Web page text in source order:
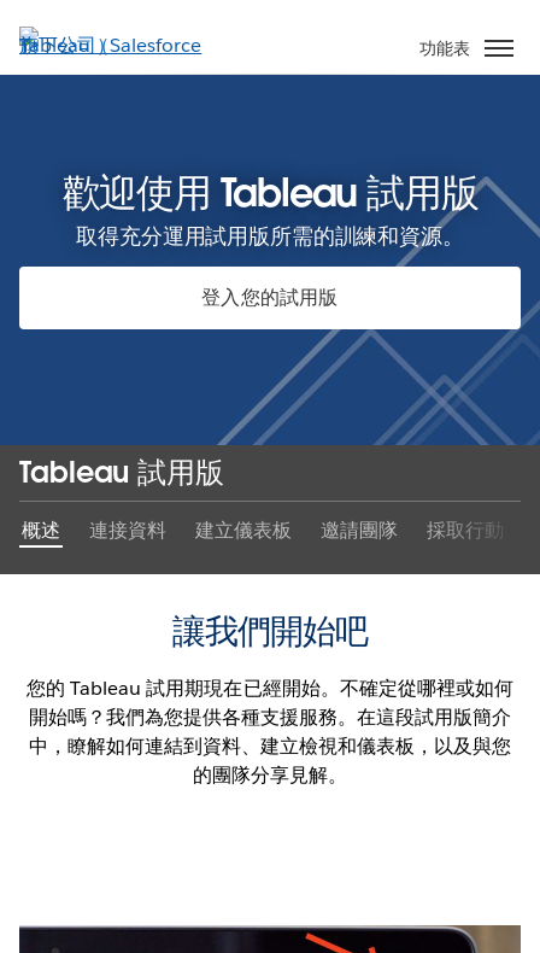
至
主
功能表
歡迎使用 Tableau 試用版
取得充分運用試用版所需的訓練和資源。
登入您的試用版
Tableau 試用版
概述 連接資料 建立儀表板 邀請團隊 採取行動
讓我們開始吧
您的 Tableau 試用期現在已經開始。不確定從哪裡或如何
開始嗎？我們為您提供各種支援服務。在這段試用版簡介
中，瞭解如何連結到資料、建立檢視和儀表板，以及與您
的團隊分享見解。